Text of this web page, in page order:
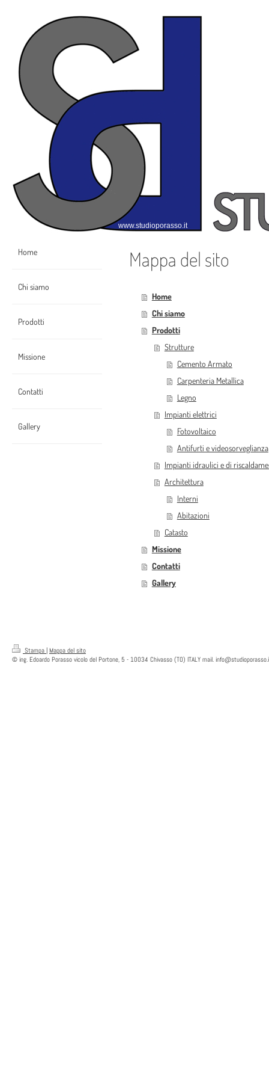
www.studioporasso.it
Home
Chi siamo
Prodotti
Missione
Contatti
Gallery
Mappa del sito
Home
Chi siamo
Prodotti
Strutture
Cemento Armato
Carpenteria Metallica
Legno
Impianti elettrici
Fotovoltaico
Antifurti e videosorveglianza
Impianti idraulici e di
Architettura
Interni
Abitazioni
Catasto
Missione
Contatti
Gallery
Stampa | Mappa del sito
© ing. Edoardo Porasso vicolo del Portone, 5 - 10034 Chivasso (TO) ITALY mail.